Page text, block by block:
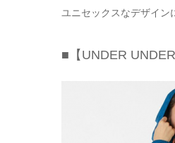
ユニセックスなデザイン
■【UNDER